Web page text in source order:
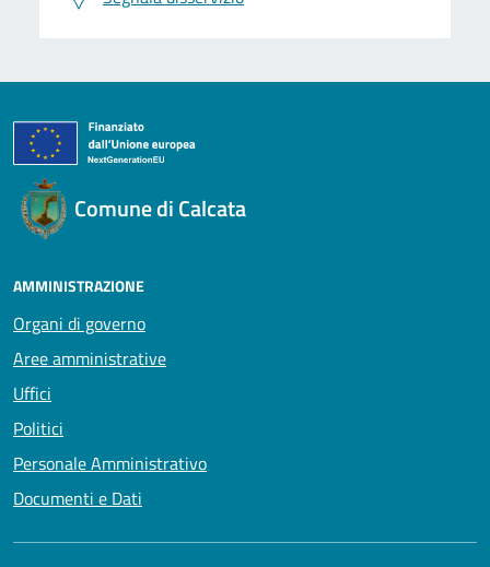
Comune di Calcata
AMMINISTRAZIONE
Organi di governo
Aree amministrative
Uffici
Politici
Personale Amministrativo
Documenti e Dati